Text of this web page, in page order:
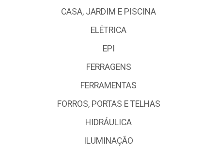
CASA, JARDIM E PISCINA
ELÉTRICA
EPI
FERRAGENS
FERRAMENTAS
FORROS, PORTAS E TELHAS
HIDRÁULICA
ILUMINAÇÃO